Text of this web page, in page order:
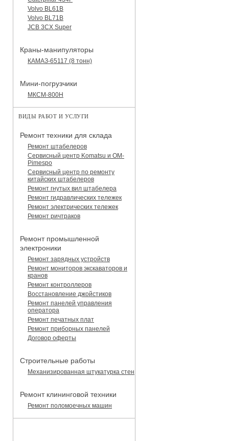
Volvo BL61B
Volvo BL71B
JCB 3CX Super
Краны-манипуляторы
КАМАЗ-65117 (8 тонн)
Мини-погрузчики
МКСМ-800H
ВИДЫ РАБОТ И УСЛУГИ
Ремонт техники для склада
Ремонт штабелеров
Сервисный центр Komatsu и OM-
Pimespo
Сервисный центр по ремонту
китайских штабелеров
Ремонт гнутых вил штабелера
Ремонт гидравлических тележек
Ремонт электрических тележек
Ремонт ричтраков
Ремонт промышленной
электроники
Ремонт зарядных устройств
Ремонт мониторов экскаваторов и
кранов
Ремонт контроллеров
Восстановление джойстиков
Ремонт панелей управления
оператора
Ремонт печатных плат
Ремонт приборных панелей
Договор оферты
Строительные работы
Механизированная штукатурка стен
Ремонт клининговой техники
Ремонт поломоечных машин